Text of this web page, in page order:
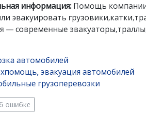
информация: Помощь компании
эвакуировать
— современные
автомобилей
эвакуация автомобилей
грузоперевозки
ошибке